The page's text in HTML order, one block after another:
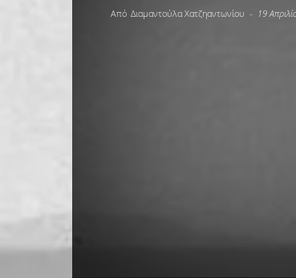
Από Διαμαντούλα Χατζηαντωνίου - 19